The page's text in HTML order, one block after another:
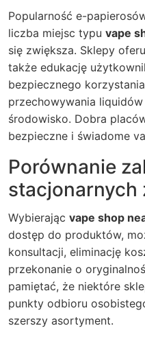
Popularność e-
liczba miejsc typu vape
się zwiększa. Sklepy
także edukację
bezpiecznego
przechowywania
środowisko. Dobra
bezpieczne i świadome
Porównanie
stacjonarnych
Wybierając vape shop
dostęp do produktów,
konsultacji, eliminację
przekonanie o
pamiętać, że niektóre
punkty odbioru
szerszy asortyment.